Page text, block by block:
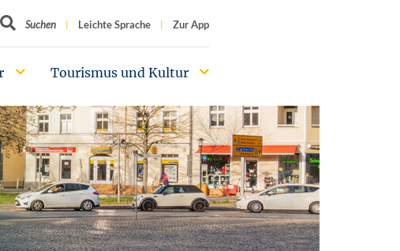
Suchbegriff
Suchen Leichte Sprache Zur App
Tourismus und Kultur